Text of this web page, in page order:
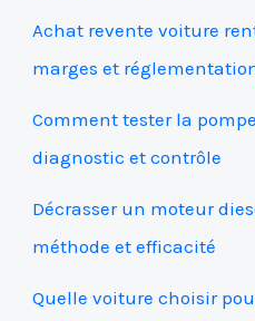
Achat revente voiture
marges et
Comment tester la
diagnostic et contrôle
Décrasser un moteur
méthode et efficacité
Quelle voiture choisir